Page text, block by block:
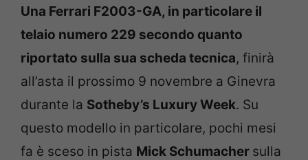
Una Ferrari F2003-GA, in particolare il
telaio numero 229 secondo quanto
riportato sulla sua scheda tecnica, finirà
all’asta il prossimo 9 novembre a Ginevra
durante la Sotheby’s Luxury Week. Su
questo modello in particolare, pochi mesi
fa è sceso in pista Mick Schumacher sulla